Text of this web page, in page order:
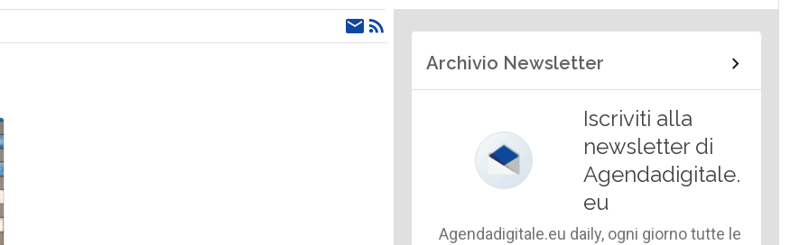
Archivio Newsletter
Iscriviti alla
newsletter di
Agendadigitale.
eu
Agendadigitale.eu daily, ogni giorno tutte le